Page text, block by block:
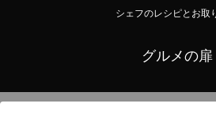
シェフのレシピとお取
グルメの扉